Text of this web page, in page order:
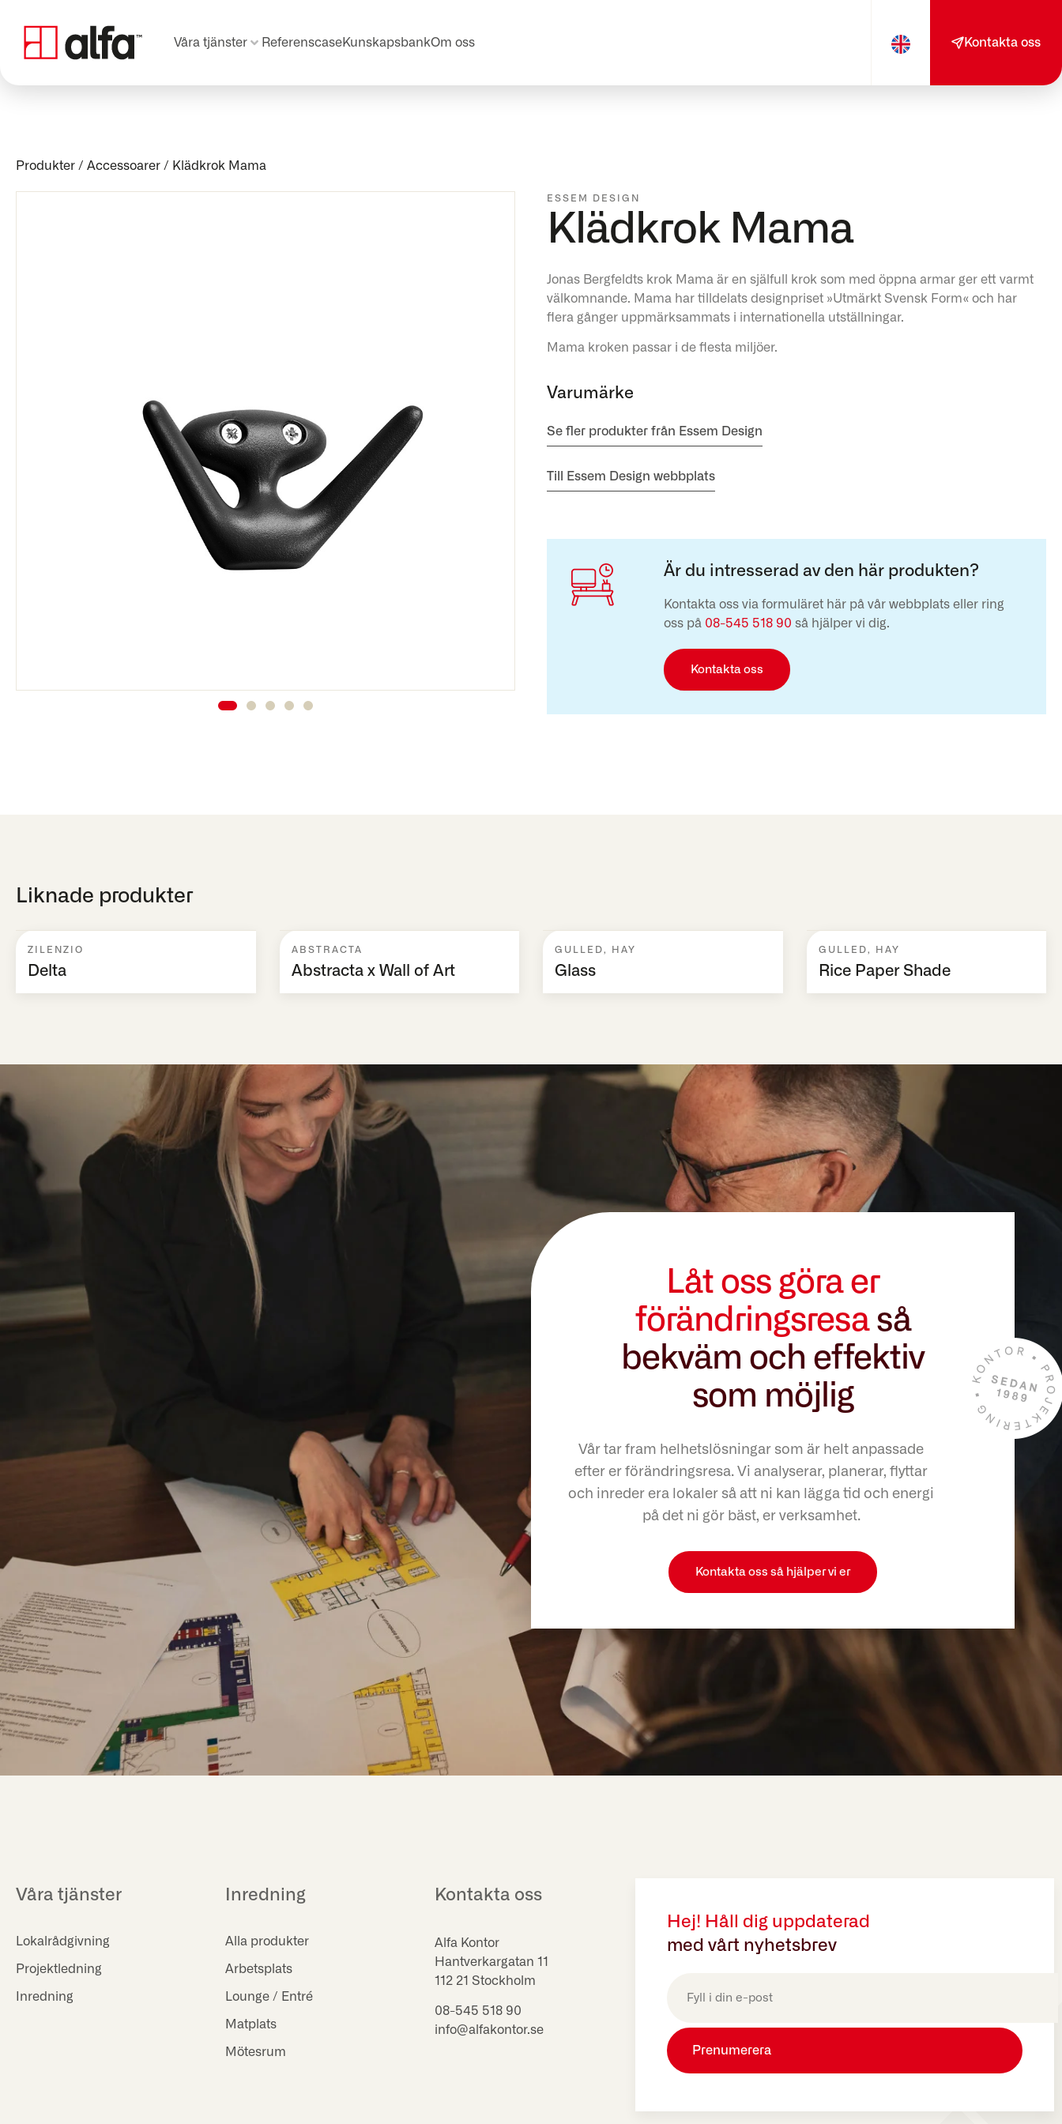
Våra tjänster ReferenscaseKunskapsbankOm oss Kontakta oss
Produkter / Accessoarer / Klädkrok Mama
ESSEM DESIGN
Klädkrok Mama
Jonas Bergfeldts krok Mama är en själfull krok som med öppna armar ger ett varmt
välkomnande. Mama har tilldelats designpriset »Utmärkt Svensk Form« och har
flera gånger uppmärksammats i internationella utställningar.
Mama kroken passar i de flesta miljöer.
Varumärke
Se fler produkter från Essem Design
Till Essem Design webbplats
Är du intresserad av den här produkten?
Kontakta oss via formuläret här på vår webbplats eller ring
oss på 08-545 518 90 så hjälper vi dig.
Kontakta oss
Liknade produkter
ZILENZIO
Delta
ABSTRACTA
Abstracta x Wall of Art
GULLED, HAY
Glass
GULLED, HAY
Rice Paper Shade
Låt oss göra er
förändringsresa så
bekväm och effektiv
som möjlig
Vår tar fram helhetslösningar som är helt anpassade
efter er förändringsresa. Vi analyserar, planerar, flyttar
och inreder era lokaler så att ni kan lägga tid och energi
på det ni gör bäst, er verksamhet.
Kontakta oss så hjälper vi er
Våra tjänster
Lokalrådgivning
Projektledning
Inredning
Inredning
Alla produkter
Arbetsplats
Lounge / Entré
Matplats
Mötesrum
Kontakta oss
Alfa Kontor
Hantverkargatan 11
112 21 Stockholm
08-545 518 90
info@alfakontor.se
Hej! Håll dig uppdaterad
med vårt nyhetsbrev
post
(Obligatoriskt)